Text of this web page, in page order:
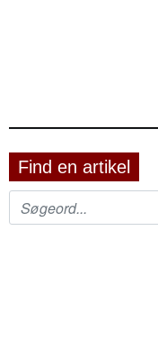
Find en artikel